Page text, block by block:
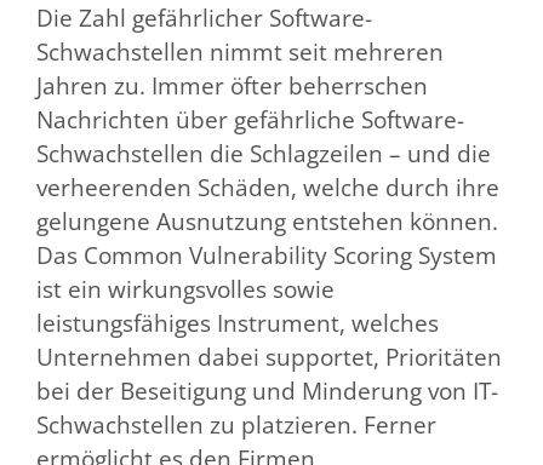
Die Zahl gefährlicher Software-
Schwachstellen nimmt seit mehreren
Jahren zu. Immer öfter beherrschen
Nachrichten über gefährliche Software-
Schwachstellen die Schlagzeilen – und die
verheerenden Schäden, welche durch ihre
gelungene Ausnutzung entstehen können.
Das Common Vulnerability Scoring System
ist ein wirkungsvolles sowie
leistungsfähiges Instrument, welches
Unternehmen dabei supportet, Prioritäten
bei der Beseitigung und Minderung von IT-
Schwachstellen zu platzieren. Ferner